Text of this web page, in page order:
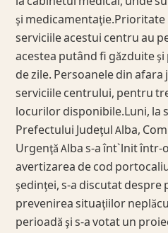
şi
serviciile acestui centru au
acestea putând fi găzduite
de zile. Persoanele din
serviciile centrului, pentru
locurilor disponibile.Luni, la
Prefectului Judeţul Alba,
Urgenţă Alba s-a înt`lnit într-
avertizarea de cod
şedinţei, s-a discutat despre
prevenirea situaţiilor
perioadă şi s-a votat un